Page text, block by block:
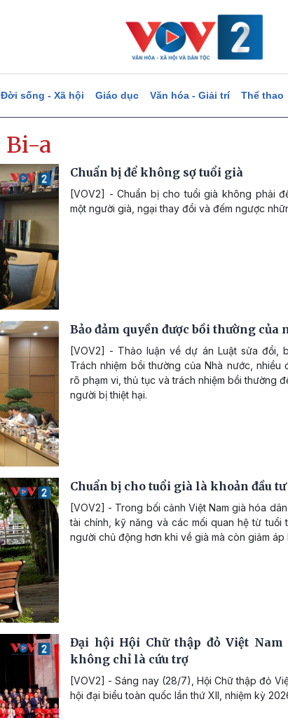
Đời sống - Xã hội Giáo dục Văn hóa - Giải trí Thể thao
Bi-a
Chuẩn bị để không sợ tuổi già
[VOV2] - Chuẩn bị cho tuổi già không phải
một người già, ngại thay đổi và đếm ngược
Bảo đảm quyền được bồi thường của
[VOV2] - Thảo luận về dự án Luật sửa đổi,
Trách nhiệm bồi thường của Nhà nước, nhiều
rõ phạm vi, thủ tục và trách nhiệm bồi thường
người bị thiệt hại.
Chuẩn bị cho tuổi già là khoản đầu
[VOV2] - Trong bối cảnh Việt Nam già hóa
tài chính, kỹ năng và các mối quan hệ từ tuổi
người chủ động hơn khi về già mà còn giảm
Đại hội Hội Chữ thập đỏ Việt
không chỉ là cứu trợ
[VOV2] - Sáng nay (28/7), Hội Chữ thập đỏ
hội đại biểu toàn quốc lần thứ XII, nhiệm kỳ